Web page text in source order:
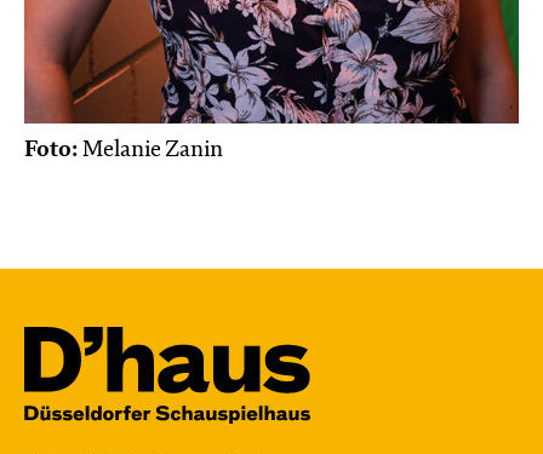
Foto: Melanie Zanin